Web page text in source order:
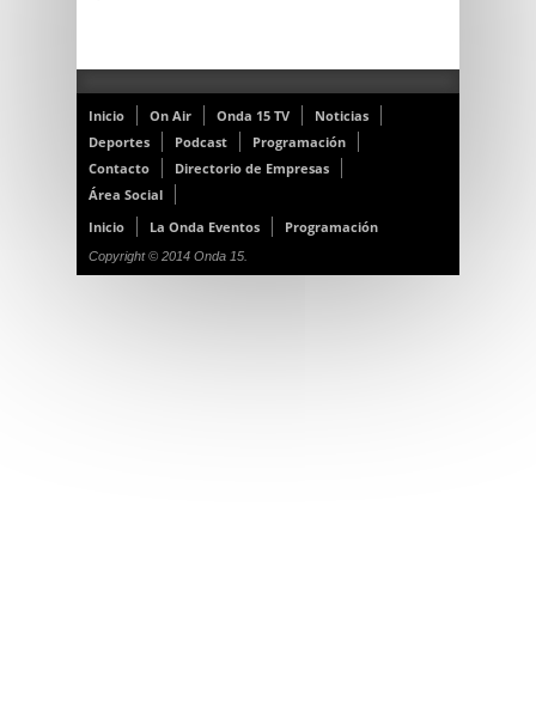
Inicio On Air Onda 15 TV
Noticias
Deportes
Podcast
Programación
Contacto
Directorio de Empresas
Área Social
Inicio
La Onda Eventos Programación
Copyright © 2014 Onda 15.